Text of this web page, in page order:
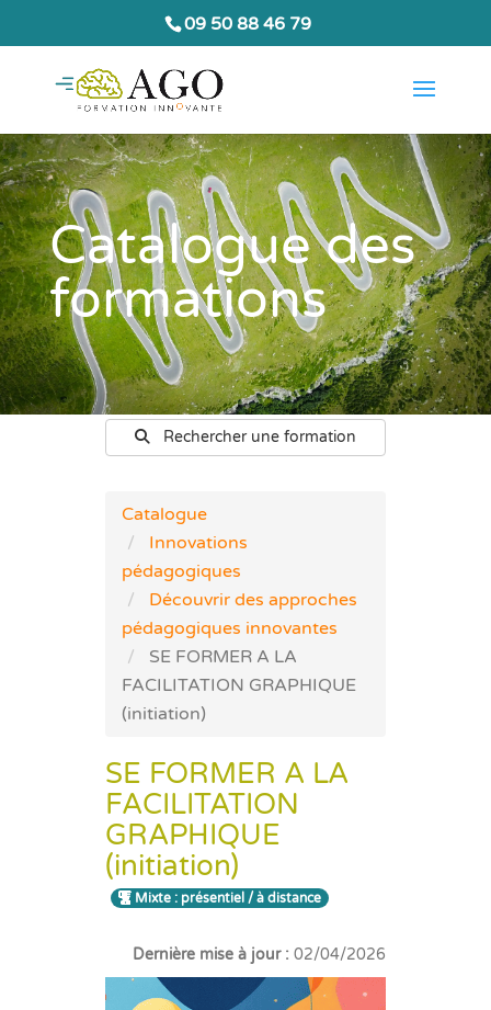
09 50 88 46 79
Catalogue des
formations
Rechercher une formation
Catalogue
Innovations
pédagogiques
Découvrir des approches
pédagogiques innovantes
SE FORMER A LA
FACILITATION GRAPHIQUE
(initiation)
SE FORMER A LA
FACILITATION
GRAPHIQUE
(initiation)
Mixte : présentiel / à distance
Dernière mise à jour :02/04/2026